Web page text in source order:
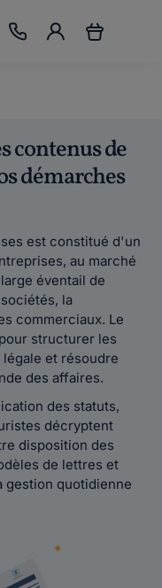
contenus de
démarches
est constitué d'un
au marché
éventail de
la
commerciaux. Le
structurer les
et résoudre
des affaires.
des statuts,
décryptent
disposition des
de lettres et
gestion quotidienne